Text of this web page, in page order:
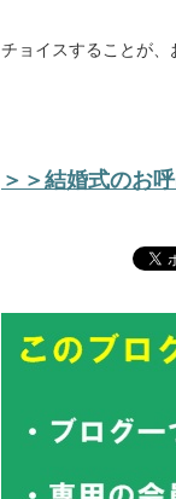
チョイスすることが、
＞＞結婚式のお